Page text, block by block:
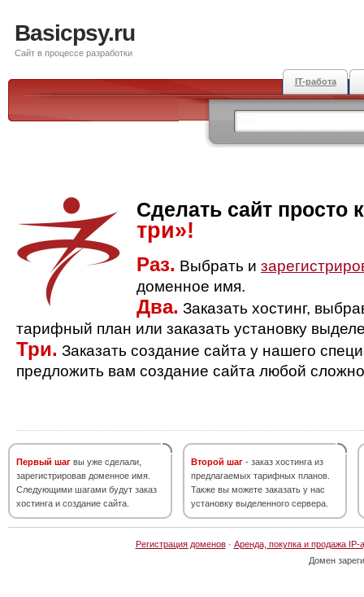
Basicpsy.ru
Сайт в процессе разработки
IT-работа
Сделать сайт просто
три»!
Раз. Выбрать и
доменное имя.
Два. Заказать хостинг,
тарифный план или заказать установку
Три. Заказать создание сайта у нашего
предложить вам создание сайта любой
Первый шаг вы уже сделали,
зарегистрировав доменное имя.
Следующими шагами будут заказ
хостинга и создание сайта.
Второй шаг - заказ хостинга из
предлагаемых тарифных планов.
Также вы можете заказать у нас
установку выделенного сервера.
Регистрация доменов· Аренда, покупка и продажа IP-
Домен